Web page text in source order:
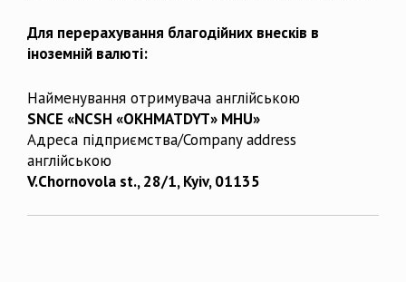
Для перерахування благодійних внесків в
іноземній валюті:
Найменування отримувача англійською
SNCE «NCSH «OKHMATDYT» MHU»
Адреса підприємства/Company address
англійською
V.Chornovola st., 28/1, Kyiv, 01135